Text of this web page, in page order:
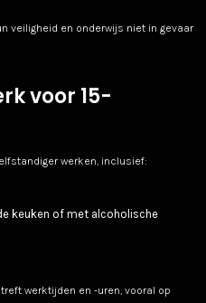
veiligheid en onderwijs niet in gevaar
voor 15-
werken, inclusief:
keuken of met alcoholische
werktijden en -uren, vooral op